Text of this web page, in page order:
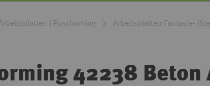
| Postforming
Arbeitsplatten Fantasie-
42238